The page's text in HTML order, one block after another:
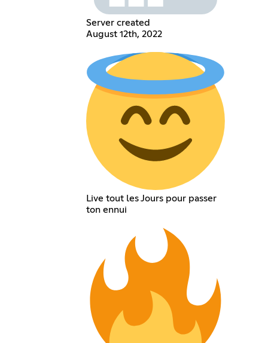
Server created
August 12th, 2022
Live tout les Jours pour passer
ton ennui